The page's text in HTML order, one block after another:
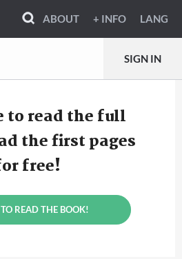
ABOUT + INFO LANG
SIGN IN
to read the full
the first pages
free!
READ THE BOOK!